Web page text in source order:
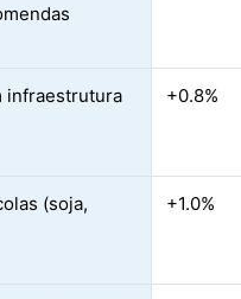
infraestrutura
+0.8%
(soja,
+1.0%